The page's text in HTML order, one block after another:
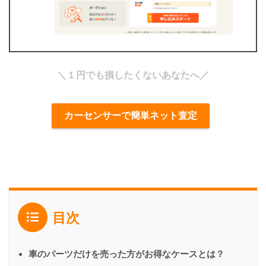
＼１円でも損したくないあなたへ／
カーセンサーで簡単ネット査定
目次
車のパーツだけを売った方がお得なケースとは？